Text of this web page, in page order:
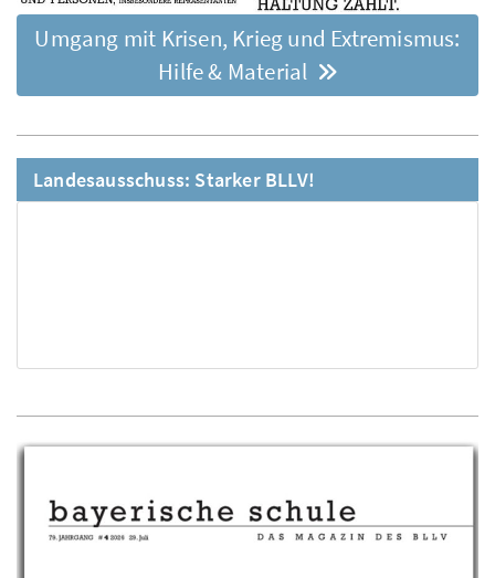
Umgang mit Krisen, Krieg und Extremismus:
Hilfe & Material
Landesausschuss: Starker BLLV!